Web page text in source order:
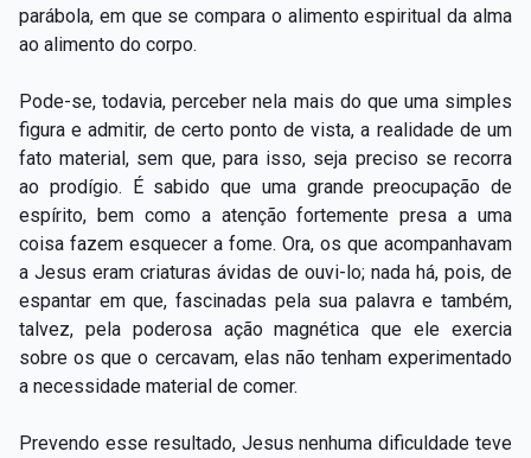
parábola, em que se compara o alimento espiritual da alma
ao alimento do corpo.
Pode-se, todavia, perceber nela mais do que uma simples
figura e admitir, de certo ponto de vista, a realidade de um
fato material, sem que, para isso, seja preciso se recorra
ao prodígio. É sabido que uma grande preocupação de
espírito, bem como a atenção fortemente presa a uma
coisa fazem esquecer a fome. Ora, os que acompanhavam
a Jesus eram criaturas ávidas de ouvi-lo; nada há, pois, de
espantar em que, fascinadas pela sua palavra e também,
talvez, pela poderosa ação magnética que ele exercia
sobre os que o cercavam, elas não tenham experimentado
a necessidade material de comer.
Prevendo esse resultado, Jesus nenhuma dificuldade teve